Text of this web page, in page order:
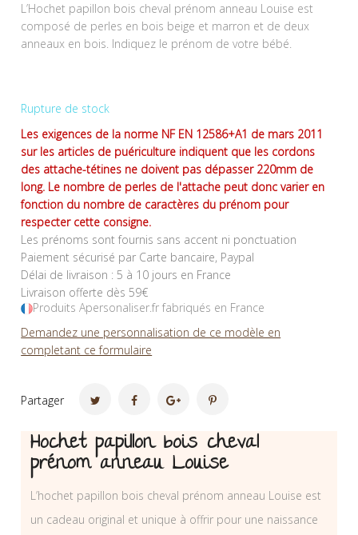
L’Hochet papillon bois cheval prénom anneau Louise est
composé de perles en bois beige et marron et de deux
anneaux en bois. Indiquez le prénom de votre bébé.
Rupture de stock
Les exigences de la norme NF EN 12586+A1 de mars 2011
sur les articles de puériculture indiquent que les cordons
des attache-tétines ne doivent pas dépasser 220mm de
long. Le nombre de perles de l'attache peut donc varier en
fonction du nombre de caractères du prénom pour
respecter cette consigne.
Les prénoms sont fournis sans accent ni ponctuation
Paiement sécurisé par Carte bancaire, Paypal
Délai de livraison : 5 à 10 jours en France
Livraison offerte dès 59€
Produits Apersonaliser.fr fabriqués en France
Demandez une personnalisation de ce modèle en
completant ce formulaire
Partager
Hochet papillon bois cheval
prénom anneau Louise
L’hochet papillon bois cheval prénom anneau Louise est
un cadeau original et unique à offrir pour une naissance